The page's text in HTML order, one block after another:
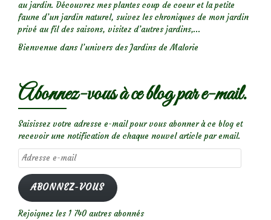
au jardin. Découvrez mes plantes coup de coeur et la petite
faune d’un jardin naturel, suivez les chroniques de mon jardin
privé au fil des saisons, visitez d’autres jardins,...
Bienvenue dans l’univers des Jardins de Malorie
Abonnez-vous à ce blog par e-mail.
Saisissez votre adresse e-mail pour vous abonner à ce blog et
recevoir une notification de chaque nouvel article par email.
Adresse
e-
mail
ABONNEZ-VOUS
Rejoignez les 1 740 autres abonnés